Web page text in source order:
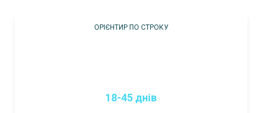
ОРІЄНТИР ПО СТРОКУ
18-45 днів